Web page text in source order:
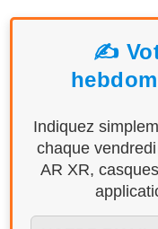
✍️
Indiquez
chaque
AR XR,